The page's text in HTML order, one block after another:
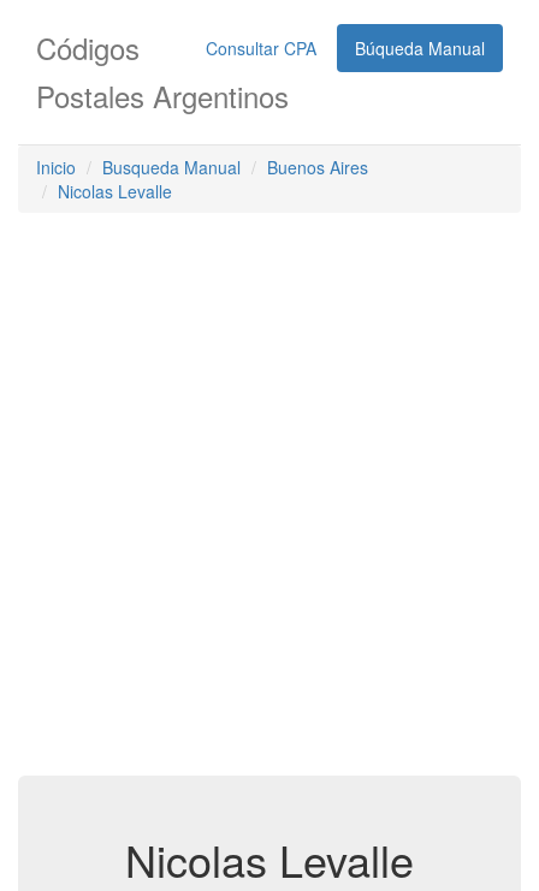
Consultar CPA Búqueda Manual
Códigos
Postales Argentinos
Inicio Busqueda Manual
Buenos Aires
Nicolas Levalle
Nicolas Levalle